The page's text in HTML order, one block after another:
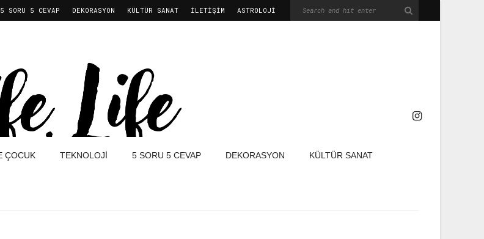
5 SORU 5 CEVAP DEKORASYON KÜLTÜR SANAT İLETIŞIM ASTROLOJİ
ÇOCUK TEKNOLOJI 5 SORU 5 CEVAP DEKORASYON KÜLTÜR SANAT